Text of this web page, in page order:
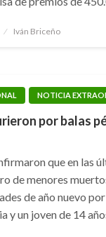
Iván Briceño
NOTICIA
por balas
que en las
de menores
de año nuevo
y un joven de 14